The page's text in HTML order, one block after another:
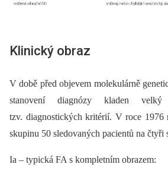
Klinický obraz
V době před objevem molekulárně
stanovení diagnózy kladen
tzv. diagnostických kritérií. V roce 1976
skupinu 50 sledovaných pacientů na čtyři
Ia –⁠ typická FA s kompletním obrazem: